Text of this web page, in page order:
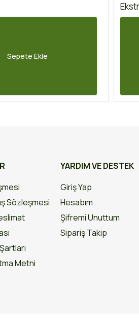
Sepete Ekle
Sözleşmesi
Metni
YARDIM VE DESTEK
Giriş Yap
Hesabım
Şifremi Unuttum
Sipariş Takip